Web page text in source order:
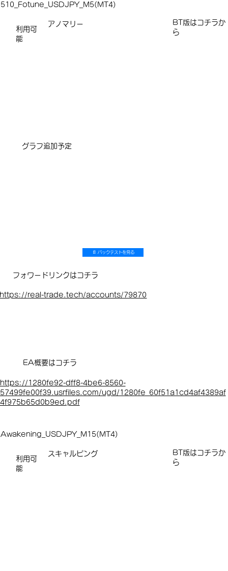
フォワードリンクはコチラ
https://real-trade.tech/accounts/79870
アノマリー
EA概要はコチラ
https://1280fe92-dff8-4be6-8560-
57499fe00f39.usrfiles.com/ugd/1280fe_60f51a1cd4af4389af
4f975b65d0b9ed.pdf
​​​BT版はコチラか
ら
利用可
能
📄 バックテストを見る
510_Fotune_USDJPY_M5(MT4)
​グラフ追加予定
スキャルピング
​​​BT版はコチラか
ら
利用可
能
Awakening_USDJPY_M15(MT4)